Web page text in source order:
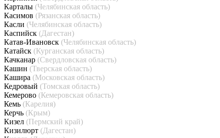
Карталы (Челябинская область)
Касимов (Рязанская область)
Касли (Челябинская область)
Каспийск (Дагестан)
Катав-Ивановск (Челябинская область)
Катайск (Курганская область)
Качканар (Свердловская область)
Кашин (Тверская область)
Кашира (Московская область)
Кедровый (Томская область)
Кемерово (Кемеровская область)
Кемь (Карелия)
Керчь (Крым)
Кизел (Пермский край)
Кизилюрт (Дагестан)